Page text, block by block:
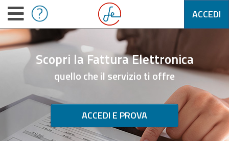
ACCEDI
Scopri la Fattura Elettronica
quello che il servizio ti offre
ACCEDI E PROVA